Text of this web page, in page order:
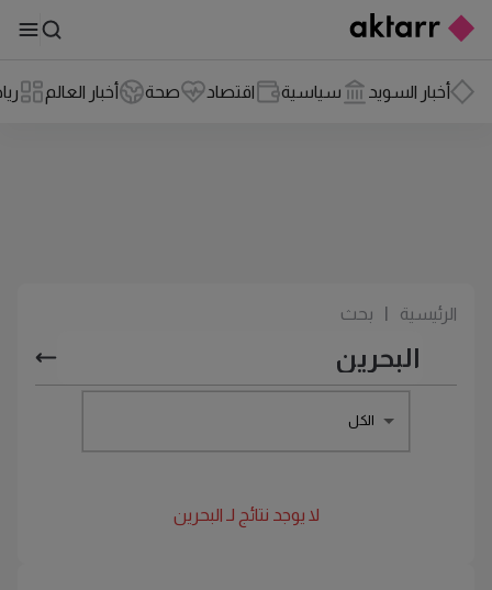
أخبار السويد سياسية اقتصاد صحة أخبار العالم
الرئيسية بحث
الكل
لا يوجد نتائج لـ البحرين